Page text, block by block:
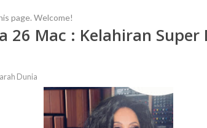
page. Welcome!
26 Mac : Kelahiran Super
Dunia